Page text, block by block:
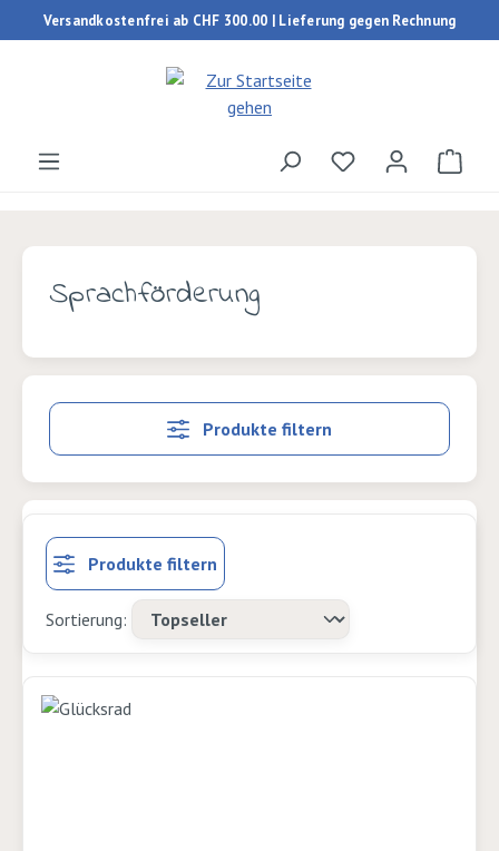
Zum Hauptinhalt springen
Versandkostenfrei ab CHF 300.00 | Lieferung gegen Rechnung
Du hast 0
Sprachförderung
Produkte filtern
Produkte filtern